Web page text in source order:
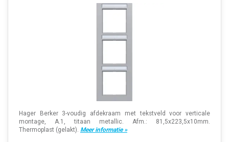
Hager Berker 3-voudig afdekraam met tekstveld voor verticale
montage, A.1, titaan metallic. Afm.: 81,5x223,5x10mm.
Thermoplast (gelakt). Meer informatie »